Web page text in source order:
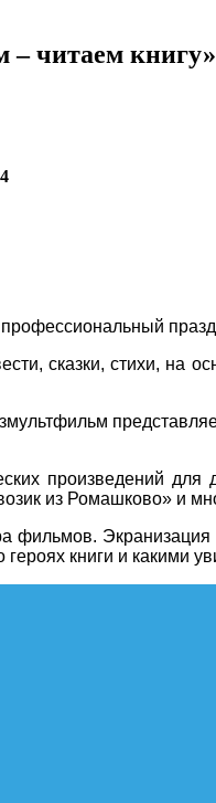
читаем книгу»
сказки, стихи,
произведений
из Ромашково» и
фильмов.
книги и какими